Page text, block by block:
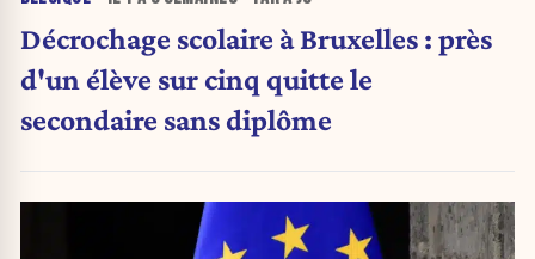
Décrochage scolaire à Bruxelles : près
d'un élève sur cinq quitte le
secondaire sans diplôme